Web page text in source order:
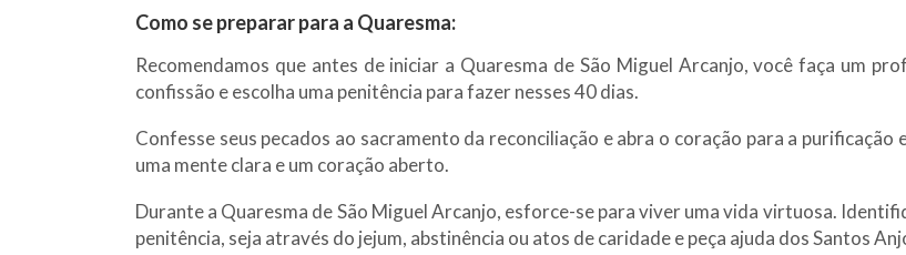
Como se preparar para a Quaresma:
Recomendamos que antes de iniciar a Quaresma de São Miguel Arcanjo, você faça um
confissão e escolha uma penitência para fazer nesses 40 dias.
Confesse seus pecados ao sacramento da reconciliação e abra o coração para a
uma mente clara e um coração aberto.
Durante a Quaresma de São Miguel Arcanjo, esforce-se para viver uma vida virtuosa.
penitência, seja através do jejum, abstinência ou atos de caridade e peça ajuda dos Santos